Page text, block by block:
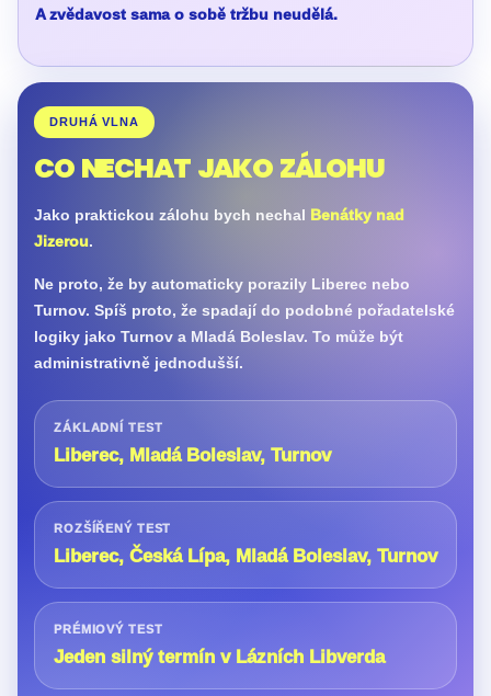
A zvědavost sama o sobě tržbu neudělá.
DRUHÁ VLNA
CO NECHAT JAKO ZÁLOHU
Jako praktickou zálohu bych nechal Benátky nad
Jizerou.
Ne proto, že by automaticky porazily Liberec nebo
Turnov. Spíš proto, že spadají do podobné pořadatelské
logiky jako Turnov a Mladá Boleslav. To může být
administrativně jednodušší.
ZÁKLADNÍ TEST
Liberec, Mladá Boleslav, Turnov
ROZŠÍŘENÝ TEST
Liberec, Česká Lípa, Mladá Boleslav, Turnov
PRÉMIOVÝ TEST
Jeden silný termín v Lázních Libverda